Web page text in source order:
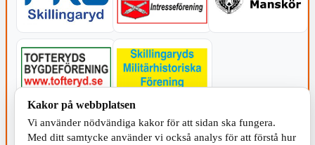
KOMMUNEN
Kakor på webbplatsen
Vi använder nödvändiga kakor för att sidan ska fungera.
Med ditt samtycke använder vi också analys för att förstå hur